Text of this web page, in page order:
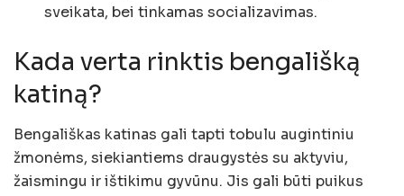
sveikata, bei tinkamas socializavimas.
Kada verta rinktis bengališką
katiną?
Bengališkas katinas gali tapti tobulu augintiniu
žmonėms, siekiantiems draugystės su aktyviu,
žaismingu ir ištikimu gyvūnu. Jis gali būti puikus